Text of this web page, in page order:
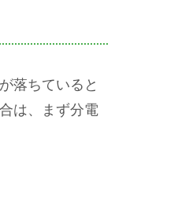
落ちていると
は、まず分電